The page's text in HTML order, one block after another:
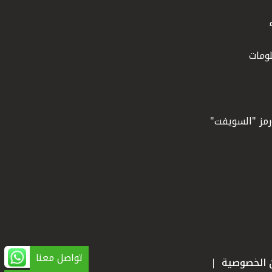
تواصل معنا
"السويفت"
الخصوصية